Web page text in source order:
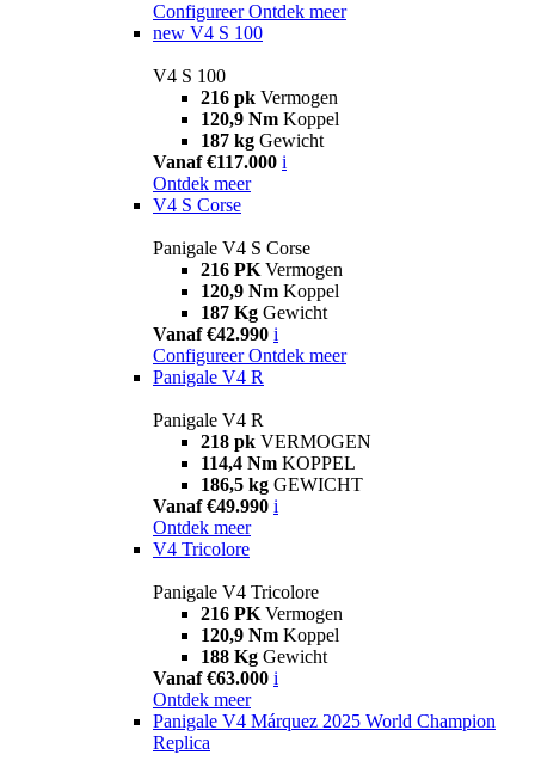
Configureer Ontdek meer
new V4 S 100
V4 S 100
216 pk Vermogen
120,9 Nm Koppel
187 kg Gewicht
Vanaf €117.000 i
Ontdek meer
V4 S Corse
Panigale V4 S Corse
216 PK Vermogen
120,9 Nm Koppel
187 Kg Gewicht
Vanaf €42.990 i
Configureer Ontdek meer
Panigale V4 R
Panigale V4 R
218 pk VERMOGEN
114,4 Nm KOPPEL
186,5 kg GEWICHT
Vanaf €49.990 i
Ontdek meer
V4 Tricolore
Panigale V4 Tricolore
216 PK Vermogen
120,9 Nm Koppel
188 Kg Gewicht
Vanaf €63.000 i
Ontdek meer
Panigale V4 Márquez 2025 World Champion
Replica